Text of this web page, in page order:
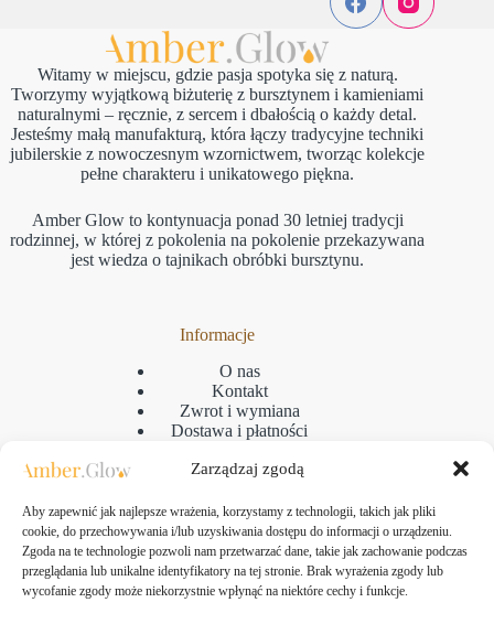
Zarządzaj zgodą
Aby zapewnić jak najlepsze wrażenia, korzystamy z technologii, takich jak pliki
cookie, do przechowywania i/lub uzyskiwania dostępu do informacji o urządzeniu.
Zgoda na te technologie pozwoli nam przetwarzać dane, takie jak zachowanie podczas
przeglądania lub unikalne identyfikatory na tej stronie. Brak wyrażenia zgody lub
wycofanie zgody może niekorzystnie wpłynąć na niektóre cechy i funkcje.
Witamy w miejscu, gdzie pasja spotyka się z naturą.
Tworzymy wyjątkową biżuterię z bursztynem i kamieniami
naturalnymi – ręcznie, z sercem i dbałością o każdy detal.
Jesteśmy małą manufakturą, która łączy tradycyjne techniki
jubilerskie z nowoczesnym wzornictwem, tworząc kolekcje
pełne charakteru i unikatowego piękna.
Amber Glow to kontynuacja ponad 30 letniej tradycji
rodzinnej, w której z pokolenia na pokolenie przekazywana
jest wiedza o tajnikach obróbki bursztynu.
Informacje
O nas
Kontakt
Zwrot i wymiana
Dostawa i płatności
Regulamin
GPSR
Polityka plikow cookies
Kontakt